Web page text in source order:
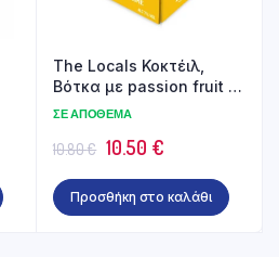
The Locals Κοκτέιλ,
Βότκα με passion fruit &
lime 4x250ml
ΣΕ ΑΠΌΘΕΜΑ
10.80€ Original
price
was:
10.50 €Η
τρέχουσα
τιμή
Προσθήκη στο καλάθι